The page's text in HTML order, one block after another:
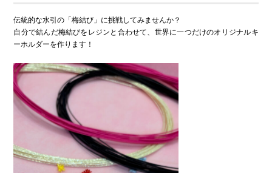
●お問い合わせ
伝統的な水引の「梅結び」に挑戦してみませんか？
自分で結んだ梅結びをレジンと合わせて、世界に一つだけのオリジナルキ
ーホルダーを作ります！